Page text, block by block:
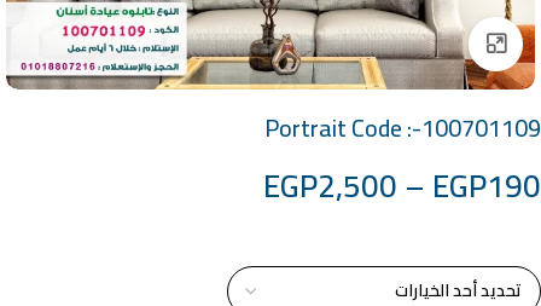
Click to enlarge
Portrait Code :-100701109
EGP190
–
EGP2,500